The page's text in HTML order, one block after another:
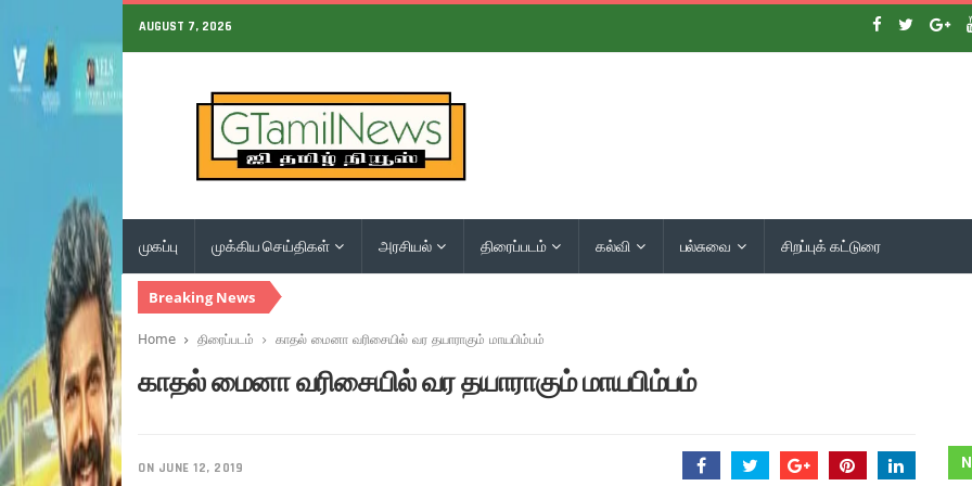
AUGUST 7, 2026
முகப்பு முக்கிய செய்திகள் அரசியல் திரைப்படம் கல்வி பல்சுவை சிறப்புக் கட்டுரை
Breaking News
Home திரைப்படம் காதல் மைனா வரிசையில் வர தயாராகும் மாயபிம்பம்
காதல் மைனா வரிசையில் வர தயாராகும் மாயபிம்பம்
ON JUNE 12, 2019